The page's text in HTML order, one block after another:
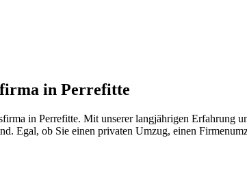
in Perrefitte
in Perrefitte. Mit unserer langjährigen Erfahrung
Egal, ob Sie einen privaten Umzug, einen